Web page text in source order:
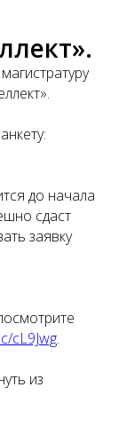
до начала
сдаст
заявку
cL9Jwg.
из